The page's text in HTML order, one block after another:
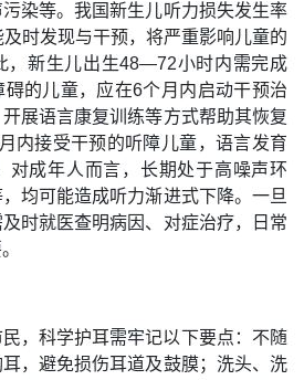
染等。我国新生儿听力损失发生率
时发现与干预，将严重影响儿童的
，新生儿出生48—72小时内需完成
的儿童，应在6个月内启动干预治
展语言康复训练等方式帮助其恢复
内接受干预的听障儿童，语言发育
对成年人而言，长期处于高噪声环
均可能造成听力渐进式下降。一旦
时就医查明病因、对症治疗，日常
，科学护耳需牢记以下要点：不随
，避免损伤耳道及鼓膜；洗头、洗